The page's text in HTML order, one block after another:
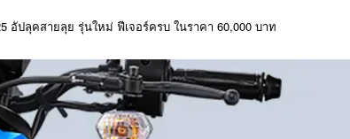
อัปลุคสายลุย รุ่นใหม่ ฟีเจอร์ครบ ในราคา 60,000 บาท